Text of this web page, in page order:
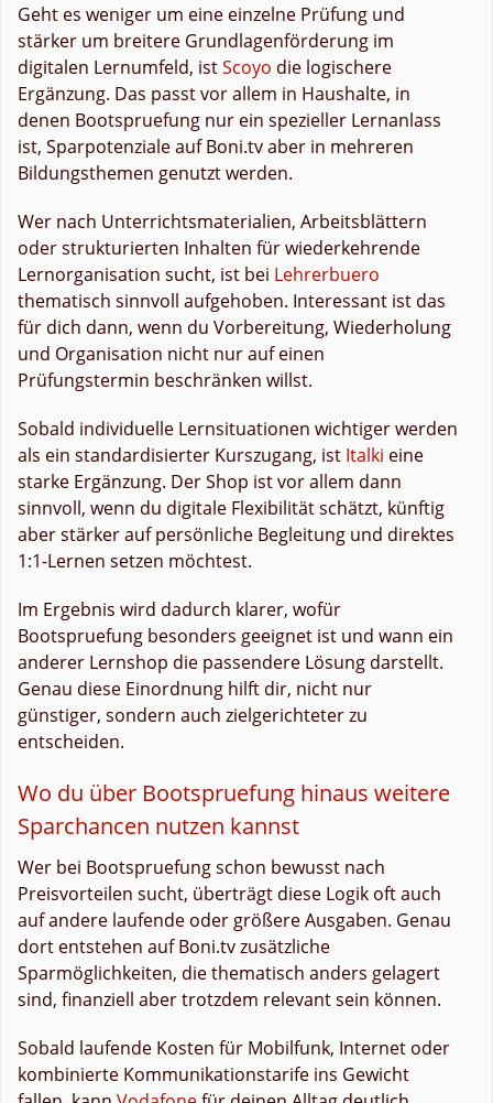
Geht es weniger um eine einzelne Prüfung und
stärker um breitere Grundlagenförderung im
digitalen Lernumfeld, istScoyo die logischere
Ergänzung. Das passt vor allem in Haushalte, in
denen Bootspruefung nur ein spezieller Lernanlass
ist, Sparpotenziale auf Boni.tv aber in mehreren
Bildungsthemen genutzt werden.
Wer nach Unterrichtsmaterialien, Arbeitsblättern
oder strukturierten Inhalten für wiederkehrende
Lernorganisation sucht, ist bei Lehrerbuero
thematisch sinnvoll aufgehoben. Interessant ist das
für dich dann, wenn du Vorbereitung, Wiederholung
und Organisation nicht nur auf einen
Prüfungstermin beschränken willst.
Sobald individuelle Lernsituationen wichtiger werden
als ein standardisierter Kurszugang, ist Italki eine
starke Ergänzung. Der Shop ist vor allem dann
sinnvoll, wenn du digitale Flexibilität schätzt, künftig
aber stärker auf persönliche Begleitung und direktes
1:1-Lernen setzen möchtest.
Im Ergebnis wird dadurch klarer, wofür
Bootspruefung besonders geeignet ist und wann ein
anderer Lernshop die passendere Lösung darstellt.
Genau diese Einordnung hilft dir, nicht nur
günstiger, sondern auch zielgerichteter zu
entscheiden.
Wo du über Bootspruefung hinaus weitere
Sparchancen nutzen kannst
Wer bei Bootspruefung schon bewusst nach
Preisvorteilen sucht, überträgt diese Logik oft auch
auf andere laufende oder größere Ausgaben. Genau
dort entstehen auf Boni.tv zusätzliche
Sparmöglichkeiten, die thematisch anders gelagert
sind, finanziell aber trotzdem relevant sein können.
Sobald laufende Kosten für Mobilfunk, Internet oder
kombinierte Kommunikationstarife ins Gewicht